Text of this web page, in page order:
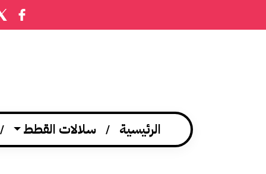
الرئيسية سلالات القطط